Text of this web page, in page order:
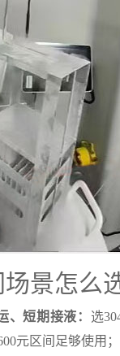
景怎么
、短期接液： 选
元区间足够使用；